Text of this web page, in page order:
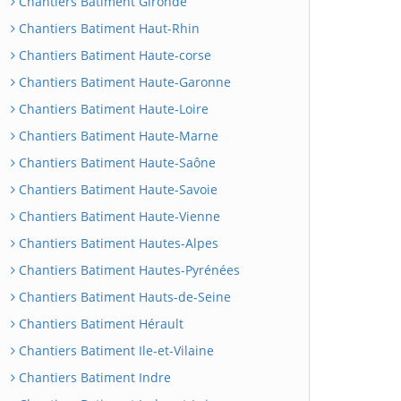
Chantiers Batiment Haut-Rhin
Chantiers Batiment Haute-corse
Chantiers Batiment Haute-Garonne
Chantiers Batiment Haute-Loire
Chantiers Batiment Haute-Marne
Chantiers Batiment Haute-Saône
Chantiers Batiment Haute-Savoie
Chantiers Batiment Haute-Vienne
Chantiers Batiment Hautes-Alpes
Chantiers Batiment Hautes-Pyrénées
Chantiers Batiment Hauts-de-Seine
Chantiers Batiment Hérault
Chantiers Batiment Ile-et-Vilaine
Chantiers Batiment Indre